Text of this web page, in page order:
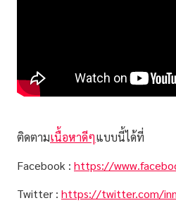
ติดตามเนื้อหาดีๆแบบนี้ได้ที่
Facebook : https://
Twitter : https://twitter.com/